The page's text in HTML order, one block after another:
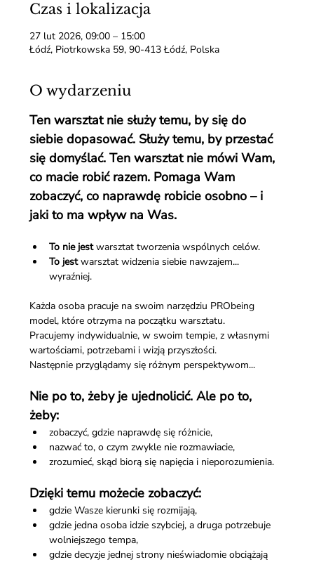
Czas i lokalizacja
27 lut 2026, 09:00 – 15:00
Łódź, Piotrkowska 59, 90-413 Łódź, Polska
O wydarzeniu
Ten warsztat nie służy temu, by się do
siebie dopasować. Służy temu, by przestać
się domyślać. Ten warsztat nie mówi Wam,
co macie robić razem. Pomaga Wam
zobaczyć, co naprawdę robicie osobno – i
jaki to ma wpływ na Was.
To nie jest warsztat tworzenia wspólnych celów.
To jest warsztat widzenia siebie nawzajem...
wyraźniej.
Każda osoba pracuje na swoim narzędziu PRObeing
model, które otrzyma na początku warsztatu.
Pracujemy indywidualnie, w swoim tempie, z własnymi
wartościami, potrzebami i wizją przyszłości.
Następnie przyglądamy się różnym perspektywom...
Nie po to, żeby je ujednolicić. Ale po to,
żeby:
zobaczyć, gdzie naprawdę się różnicie,
nazwać to, o czym zwykle nie rozmawiacie,
zrozumieć, skąd biorą się napięcia i nieporozumienia.
Dzięki temu możecie zobaczyć:
gdzie Wasze kierunki się rozmijają,
gdzie jedna osoba idzie szybciej, a druga potrzebuje
wolniejszego tempa,
gdzie decyzje jednej strony nieświadomie obciążają